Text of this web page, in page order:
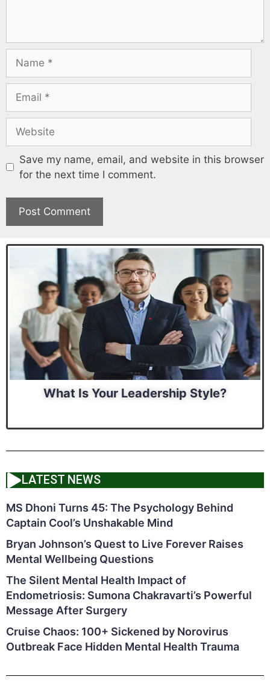
Save my name, email, and website in this browser
for the next time I comment.
What Is Your Leadership Style?
LATEST NEWS
MS Dhoni Turns 45: The Psychology Behind
Captain Cool’s Unshakable Mind
Bryan Johnson’s Quest to Live Forever Raises
Mental Wellbeing Questions
The Silent Mental Health Impact of
Endometriosis: Sumona Chakravarti’s Powerful
Message After Surgery
Cruise Chaos: 100+ Sickened by Norovirus
Outbreak Face Hidden Mental Health Trauma